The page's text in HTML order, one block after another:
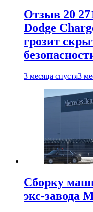
Отзыв 20
Dodge
грозит
3 месяца спустя3
Сборку
экс-завода